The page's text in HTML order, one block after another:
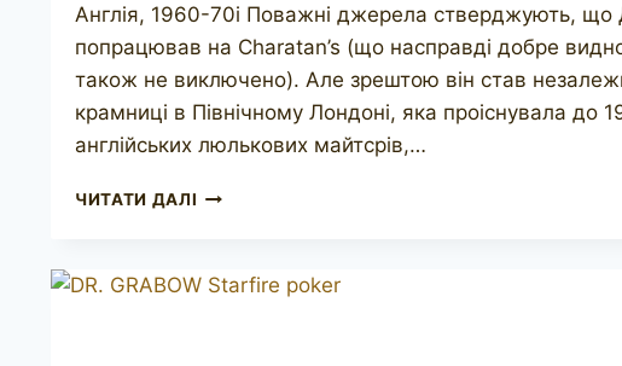
Англія, 1960-70і Поважні джерела стверджують,
попрацював на Charatan’s (що насправді добре
також не виключено). Але зрештою він став
крамниці в Північному Лондоні, яка проіснувала до
англійських люлькових майтсрів,…
ЧИТАТИ ДАЛІ